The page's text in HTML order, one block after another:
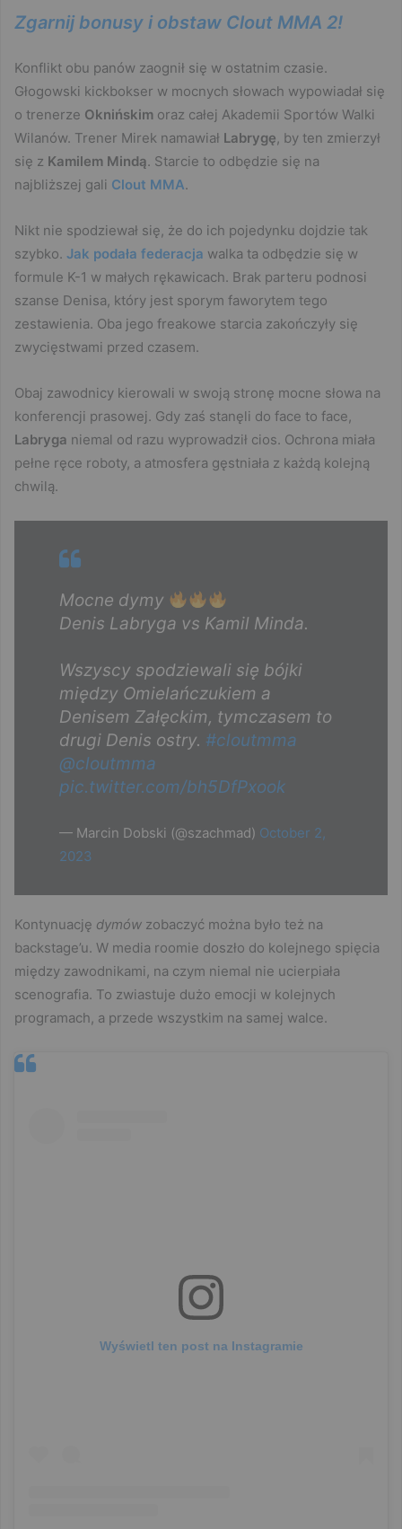
Zgarnij bonusy i obstaw Clout MMA 2!
Konflikt obu panów zaognił się w ostatnim czasie.
Głogowski kickbokser w mocnych słowach wypowiadał się
o trenerze Oknińskim oraz całej Akademii Sportów Walki
Wilanów. Trener Mirek namawiał Labrygę, by ten zmierzył
się z Kamilem Mindą. Starcie to odbędzie się na
najbliższej gali Clout MMA.
Nikt nie spodziewał się, że do ich pojedynku dojdzie tak
szybko. Jak podała federacja walka ta odbędzie się w
formule K-1 w małych rękawicach. Brak parteru podnosi
szanse Denisa, który jest sporym faworytem tego
zestawienia. Oba jego freakowe starcia zakończyły się
zwycięstwami przed czasem.
Obaj zawodnicy kierowali w swoją stronę mocne słowa na
konferencji prasowej. Gdy zaś stanęli do face to face,
Labryga niemal od razu wyprowadził cios. Ochrona miała
pełne ręce roboty, a atmosfera gęstniała z każdą kolejną
chwilą.
Mocne dymy
Denis Labryga vs Kamil Minda.
Wszyscy spodziewali się bójki
między Omielańczukiem a
Denisem Załęckim, tymczasem to
drugi Denis ostry. #cloutmma
@cloutmma
pic.twitter.com/bh5DfPxook
— Marcin Dobski (@szachmad) October 2,
2023
Kontynuację dymów zobaczyć można było też na
backstage’u. W media roomie doszło do kolejnego spięcia
między zawodnikami, na czym niemal nie ucierpiała
scenografia. To zwiastuje dużo emocji w kolejnych
programach, a przede wszystkim na samej walce.
Wyświetl ten post na Instagramie